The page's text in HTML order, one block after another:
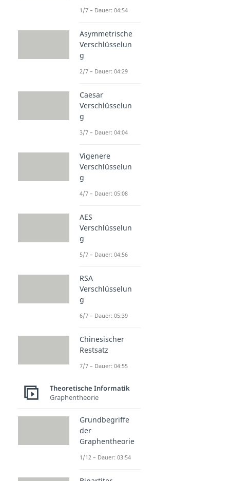
1/7 – Dauer: 04:54
Asymmetrische
Verschlüsselun
g
2/7 – Dauer: 04:29
Caesar
Verschlüsselun
g
3/7 – Dauer: 04:04
Vigenere
Verschlüsselun
g
4/7 – Dauer: 05:08
AES
Verschlüsselun
g
5/7 – Dauer: 04:56
RSA
Verschlüsselun
g
6/7 – Dauer: 05:39
Chinesischer
Restsatz
7/7 – Dauer: 04:55
Theoretische Informatik
Graphentheorie
Grundbegriffe
der
Graphentheorie
1/12 – Dauer: 03:54